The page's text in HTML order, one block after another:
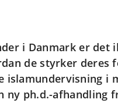
i Danmark er det
de styrker deres
islamundervisning i
ny ph.d.-afhandling